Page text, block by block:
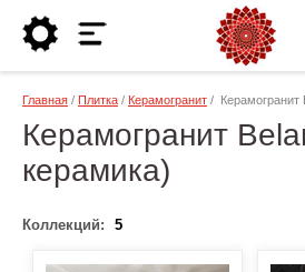
Главная / Плитка / Керамогранит / Керамогранит
Керамогранит
керамика)
Коллекций: 5